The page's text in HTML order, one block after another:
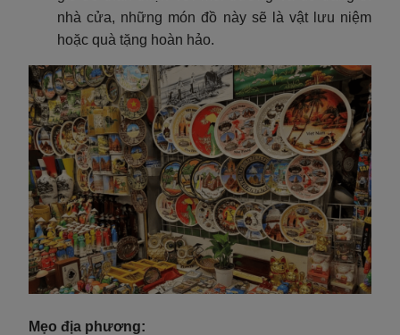
nhà cửa, những món đồ này sẽ là vật lưu niệm
hoặc quà tặng hoàn hảo.
Mẹo địa phương: